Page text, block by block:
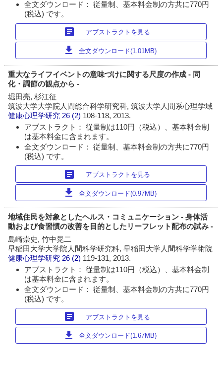
全文ダウンロード： 従量制、基本料金制の方共に770円
(税込) です。
article アブストラクトを見る
download 全文ダウンロード(1.01MB)
重大なライフイベントの意味づけに関する尺度の作成 - 同
化・調節の観点から -
堀田亮, 杉江征
筑波大学大学院人間総合科学研究科, 筑波大学人間系心理学域
健康心理学研究 26 (2) 108-118, 2013.
アブストラクト： 従量制は110円（税込）、基本料金制
は基本料金に含まれます。
全文ダウンロード： 従量制、基本料金制の方共に770円
(税込) です。
article アブストラクトを見る
download 全文ダウンロード(0.97MB)
地域住民を対象としたヘルス・コミュニケーション - 身体活
動および食習慣の改善を目的としたリーフレット配布の試み -
島崎崇史, 竹中晃二
早稲田大学大学院人間科学研究科, 早稲田大学人間科学学術院
健康心理学研究 26 (2) 119-131, 2013.
アブストラクト： 従量制は110円（税込）、基本料金制
は基本料金に含まれます。
全文ダウンロード： 従量制、基本料金制の方共に770円
(税込) です。
article アブストラクトを見る
download 全文ダウンロード(1.67MB)